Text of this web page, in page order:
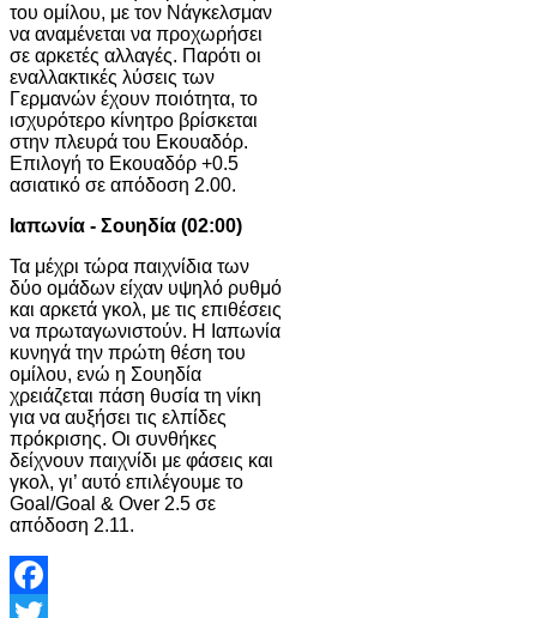
του ομίλου, με τον Νάγκελσμαν
να αναμένεται να προχωρήσει
σε αρκετές αλλαγές. Παρότι οι
εναλλακτικές λύσεις των
Γερμανών έχουν ποιότητα, το
ισχυρότερο κίνητρο βρίσκεται
στην πλευρά του Εκουαδόρ.
Επιλογή το Εκουαδόρ +0.5
ασιατικό σε απόδοση 2.00.
Ιαπωνία - Σουηδία (02:00)
Τα μέχρι τώρα παιχνίδια των
δύο ομάδων είχαν υψηλό ρυθμό
και αρκετά γκολ, με τις επιθέσεις
να πρωταγωνιστούν. Η Ιαπωνία
κυνηγά την πρώτη θέση του
ομίλου, ενώ η Σουηδία
χρειάζεται πάση θυσία τη νίκη
για να αυξήσει τις ελπίδες
πρόκρισης. Οι συνθήκες
δείχνουν παιχνίδι με φάσεις και
γκολ, γι’ αυτό επιλέγουμε το
Goal/Goal & Over 2.5 σε
απόδοση 2.11.
Facebook